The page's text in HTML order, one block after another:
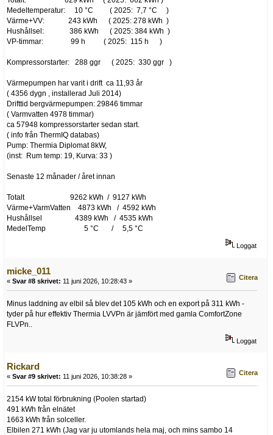
Medeltemperatur: 10 °C ( 2025: 7,7 °C )
Värme+VV: 243 kWh ( 2025: 278 kWh )
Hushållsel: 386 kWh ( 2025: 384 kWh )
VP-timmar: 99 h ( 2025: 115 h )
Kompressorstarter: 288 ggr ( 2025: 330 ggr )
Värmepumpen har varit i drift ca 11,93 år
( 4356 dygn , installerad Juli 2014)
Drifttid bergvärmepumpen: 29846 timmar
( Varmvatten 4978 timmar)
ca 57948 kompressorstarter sedan start.
( info från ThermIQ databas)
Pump: Thermia Diplomat 8kW,
(inst: Rum temp: 19, Kurva: 33 )
Senaste 12 månader / året innan
Totalt 9262 kWh / 9127 kWh
Värme+VarmVatten 4873 kWh / 4592 kWh
Hushållsel 4389 kWh / 4535 kWh
MedelTemp 5 °C / 5,5 °C
Loggat
micke_011
« Svar #8 skrivet: 11 juni 2026, 10:28:43 » Citera
Minus laddning av elbil så blev det 105 kWh och en export på 311 kWh -
tyder på hur effektiv Thermia LVVPn är jämfört med gamla ComfortZone
FLVPn..
Loggat
Rickard
« Svar #9 skrivet: 11 juni 2026, 10:38:28 » Citera
2154 kW total förbrukning (Poolen startad)
491 kWh från elnätet
1663 kWh från solceller.
Elbilen 271 kWh (Jag var ju utomlands hela maj, och mins sambo 14